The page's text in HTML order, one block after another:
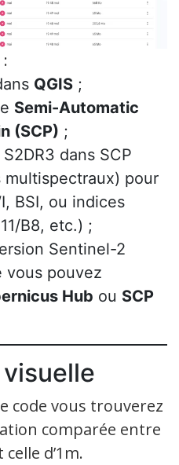
QGIS ;
Semi-Automatic
(SCP) ;
dans SCP
multispectraux) pour
BSI, ou indices
B8, etc.) ;
Sentinel-2
vous pouvez
Hub ou SCP
code vous trouverez
comparée entre
d’1m.